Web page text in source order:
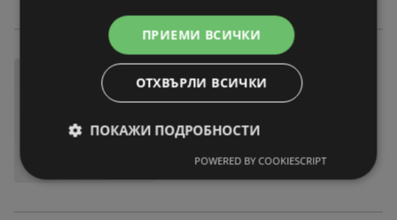
ПРИЕМИ ВСИЧКИ
ОТХВЪРЛИ ВСИЧКИ
ПОКАЖИ ПОДРОБНОСТИ
POWERED BY COOKIESCRIPT